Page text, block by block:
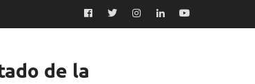
Facebook
TwitterInstagram
LinkedInYouTube
de la